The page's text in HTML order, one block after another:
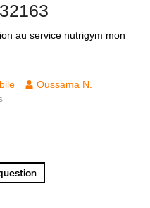
au service nutrigym mon
Oussama N.